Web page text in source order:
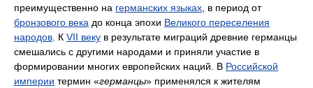
преимущественно на германских языках, в период от
бронзового века до конца эпохи Великого переселения
народов. К VII веку в результате миграций древние германцы
смешались с другими народами и приняли участие в
формировании многих европейских наций. В Российской
империи термин «германцы» применялся к жителям